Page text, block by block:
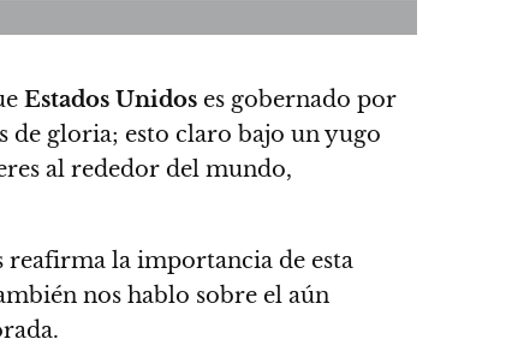
Estados Unidos es gobernado por
de gloria; esto claro bajo un yugo
al rededor del mundo,
reafirma la importancia de esta
nos hablo sobre el aún